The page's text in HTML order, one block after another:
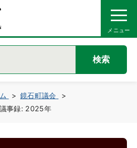
検索
鏡石町議会
事録: 2025年